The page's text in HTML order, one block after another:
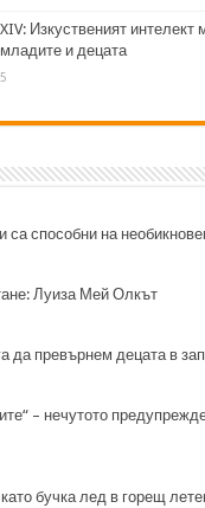
Изкуственият интелект
и децата
са способни на
Луиза Мей Олкът
да превърнем децата в
– нечутото
бучка лед в горещ